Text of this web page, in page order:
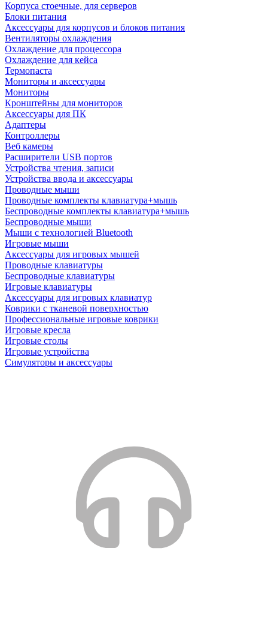
Корпуса стоечные, для серверов
Блоки питания
Аксессуары для корпусов и блоков питания
Вентиляторы охлаждения
Охлаждение для процессора
Охлаждение для кейса
Термопаста
Мониторы и аксессуары
Мониторы
Кронштейны для мониторов
Аксессуары для ПК
Адаптеры
Контроллеры
Веб камеры
Расширители USB портов
Устройства чтения, записи
Устройства ввода и аксессуары
Проводные мыши
Проводные комплекты клавиатура+мышь
Беспроводные комплекты клавиатура+мышь
Беспроводные мыши
Мыши с технологией Bluetooth
Игровые мыши
Аксессуары для игровых мышей
Проводные клавиатуры
Беспроводные клавиатуры
Игровые клавиатуры
Аксессуары для игровых клавиатур
Коврики с тканевой поверхностью
Профессиональные игровые коврики
Игровые кресла
Игровые столы
Игровые устройства
Симуляторы и аксессуары